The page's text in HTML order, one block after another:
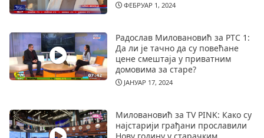
ФЕБРУАР 1, 2024
Радослав Миловановић за РТС 1:
Да ли је тачно да су повећане
цене смештаја у приватним
домовима за старе?
ЈАНУАР 17, 2024
Миловановић за TV PINK: Како су
најстарији грађани прославили